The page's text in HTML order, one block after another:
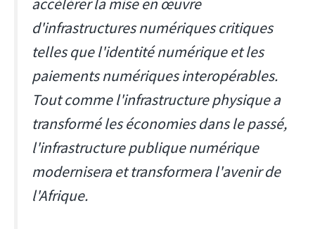
d'infrastructures numériques critiques
telles que l'identité numérique et les
paiements numériques interopérables.
Tout comme l'infrastructure physique a
transformé les économies dans le passé,
l'infrastructure publique numérique
modernisera et transformera l'avenir de
l'Afrique.